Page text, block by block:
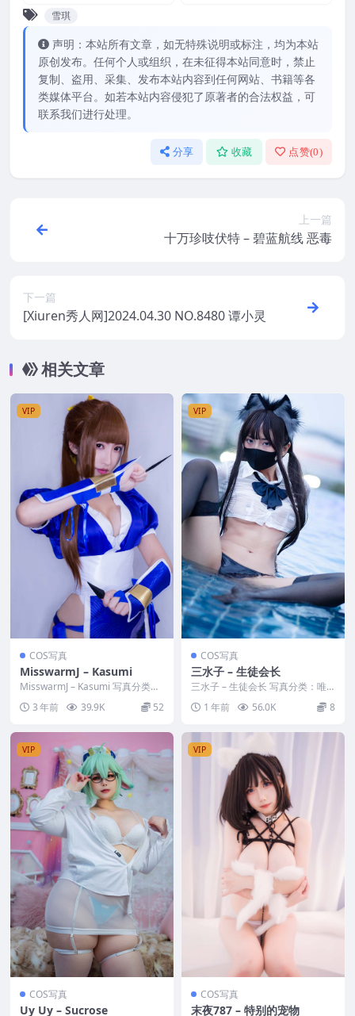
雪琪
声明：本站所有文章，如无特殊说明或标注，均为本站
原创发布。任何个人或组织，在未征得本站同意时，禁止
复制、盗用、采集、发布本站内容到任何网站、书籍等各
类媒体平台。如若本站内容侵犯了原著者的合法权益，可
联系我们进行处理。
分享 收藏 点赞(0)
上一篇
十万珍吱伏特 – 碧蓝航线 恶毒
下一篇
[Xiuren秀人网]2024.04.30 NO.8480 谭小灵
相关文章
VIP
COS写真
MisswarmJ – Kasumi
MisswarmJ – Kasumi 写真分类：
唯美，参与模特：Misswarm...
3 年前 39.9K 52
VIP
COS写真
三水子 – 生徒会长
三水子 – 生徒会长 写真分类：唯
小]：[62P／...
1 年前 56.0K 8
VIP
COS写真
Uy Uy – Sucrose
VIP
COS写真
末夜787 – 特别的宠物